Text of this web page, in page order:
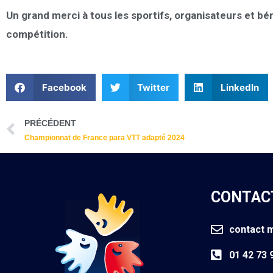
Un grand merci à tous les sportifs, organisateurs et
compétition.
Facebook Twitter LinkedIn
Précédent
PRÉCÉDENT
Championnat de France para VTT adapté 2024
contact
01 42 73